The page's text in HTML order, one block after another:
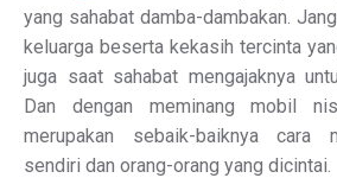
yang sahabat damba-dambakan.
keluarga beserta kekasih tercinta
juga saat sahabat mengajaknya
Dan dengan meminang mobil
merupakan sebaik-baiknya cara
sendiri dan orang-orang yang dicintai.